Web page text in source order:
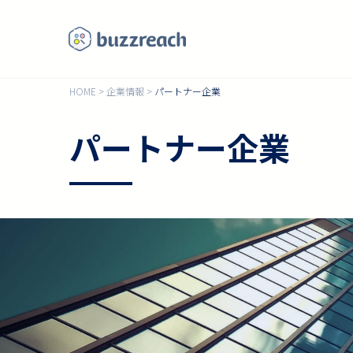
HOME >企業情報 > パートナー企業
パートナー企業